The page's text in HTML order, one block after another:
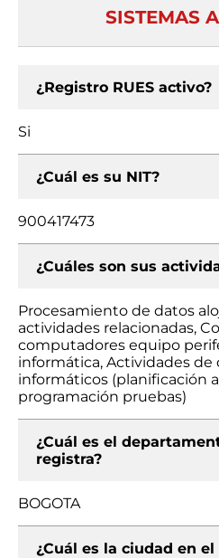
SISTEMAS
¿Registro RUES activo?
Si
¿Cuál es su NIT?
900417473
¿Cuáles son sus
Procesamiento de datos
actividades relacionadas,
computadores equipo
informática, Actividades de
informáticos (planificación
programación pruebas)
¿Cuál es el
registra?
BOGOTA
¿Cuál es la ciudad en